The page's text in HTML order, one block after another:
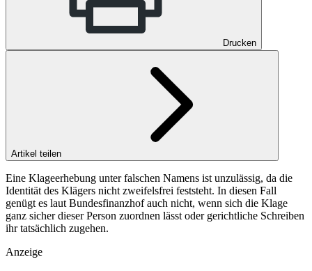
Drucken
Artikel teilen
Eine Klageerhebung unter falschen Namens ist unzulässig, da die
Identität des Klägers nicht zweifelsfrei feststeht. In diesen Fall
genügt es laut Bundesfinanzhof auch nicht, wenn sich die Klage
ganz sicher dieser Person zuordnen lässt oder gerichtliche Schreiben
ihr tatsächlich zugehen.
Anzeige